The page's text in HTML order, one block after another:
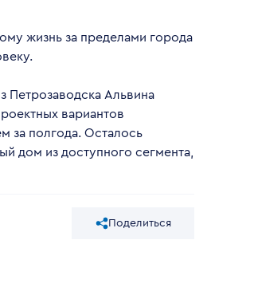
жизнь за пределами города
Петрозаводска Альвина
вариантов
за полгода. Осталось
дом из доступного сегмента,
Поделиться